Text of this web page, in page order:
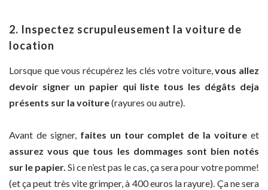
2. Inspectez scrupuleusement la voiture de
location
Lorsque que vous récupérez les clés votre voiture,vous allez
devoir signer un papier qui liste tous les dégâts deja
présents sur la voiture(rayures ou autre).
Avant de signer,faites un tour complet de la voiture et
assurez vous que tous les dommages sont bien notés
sur le papier. Si ce n’est pas le cas, ça sera pour votre pomme!
(et ça peut très vite grimper, à 400 euros la rayure). Ça ne sera